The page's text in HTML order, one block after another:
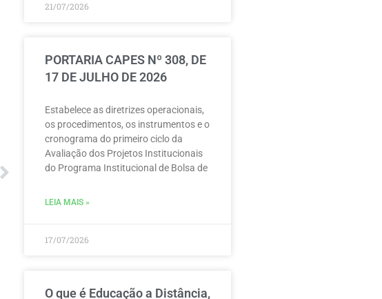
21/07/2026
PORTARIA CAPES Nº 308, DE
17 DE JULHO DE 2026
Estabelece as diretrizes operacionais,
os procedimentos, os instrumentos e o
cronograma do primeiro ciclo da
Avaliação dos Projetos Institucionais
do Programa Institucional de Bolsa de
LEIA MAIS »
17/07/2026
O que é Educação a Distância,